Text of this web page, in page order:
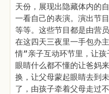
天份，展现出隐藏体内的
一看自己的表演。演出节
等等。这些节目都是由营
在这四天三夜里一手包办
情”亲子互动环节里，让
眼睛什么都不懂的让爸妈
换，让父母蒙起眼睛去到
了，由孩子牵着父母走过